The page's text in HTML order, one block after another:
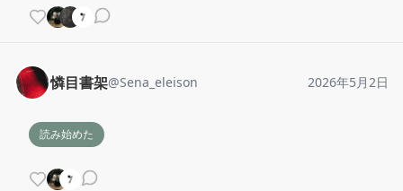
憐目書架@Sena_eleison 2026年5月2日
読み始めた